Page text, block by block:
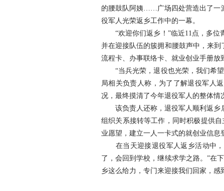
的腰鼓队阿姨……广场四处营造出了一
役军人光荣返乡工作中的一幕。
“欢迎你们返乡！”临近11点，多位
并在迎接队伍的簇拥和腰鼓声中，来
流程卡、办事联络卡、就业创业手册放
“当兵光荣，退役也光荣，我们希望
局相关负责人称，为了了解退役军人
况，最终摸清了今年退役军人的整体情
该负责人还称，退役军人顺利返乡后
组织关系接转等工作，同时积极提供
业愿望，建立一人一卡式的就创业信
在当天迎接退役军人返乡活动中，
了，会回到学校，继续求学之路。”在
乡这么给力，专门来迎接我们回家，感